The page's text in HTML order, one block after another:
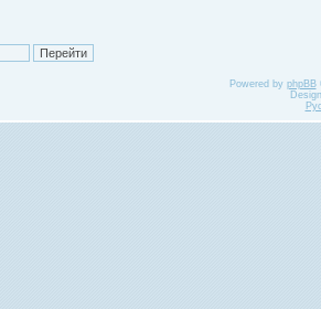
Powered by phpBB